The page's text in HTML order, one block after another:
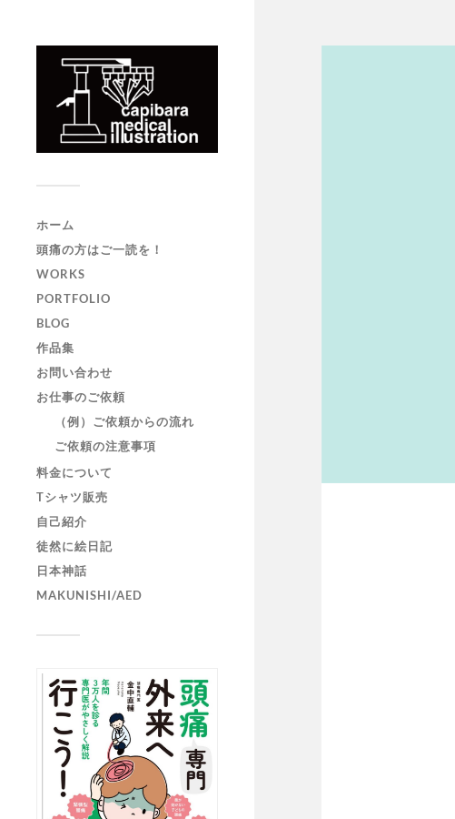
ホーム
頭痛の方はご一読を！
WORKS
PORTFOLIO
BLOG
作品集
お問い合わせ
お仕事のご依頼
（例）ご依頼からの流れ
ご依頼の注意事項
料金について
Tシャツ販売
自己紹介
徒然に絵日記
日本神話
MAKUNISHI/AED